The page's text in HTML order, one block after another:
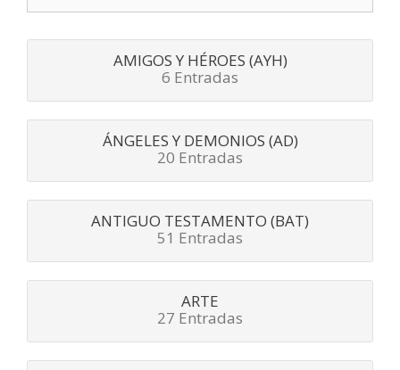
AMIGOS Y HÉROES (AYH)
6 Entradas
ÁNGELES Y DEMONIOS (AD)
20 Entradas
ANTIGUO TESTAMENTO (BAT)
51 Entradas
ARTE
27 Entradas